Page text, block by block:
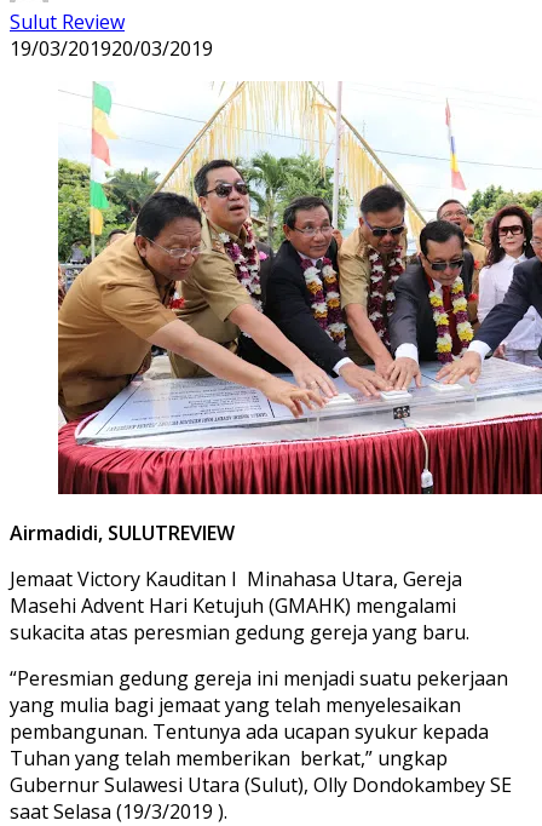
Sulut Review
19/03/201920/03/2019
Airmadidi, SULUTREVIEW
Jemaat Victory Kauditan I Minahasa Utara, Gereja
Masehi Advent Hari Ketujuh (GMAHK) mengalami
sukacita atas peresmian gedung gereja yang baru.
“Peresmian gedung gereja ini menjadi suatu pekerjaan
yang mulia bagi jemaat yang telah menyelesaikan
pembangunan. Tentunya ada ucapan syukur kepada
Tuhan yang telah memberikan berkat,” ungkap
Gubernur Sulawesi Utara (Sulut), Olly Dondokambey SE
saat Selasa (19/3/2019 ).